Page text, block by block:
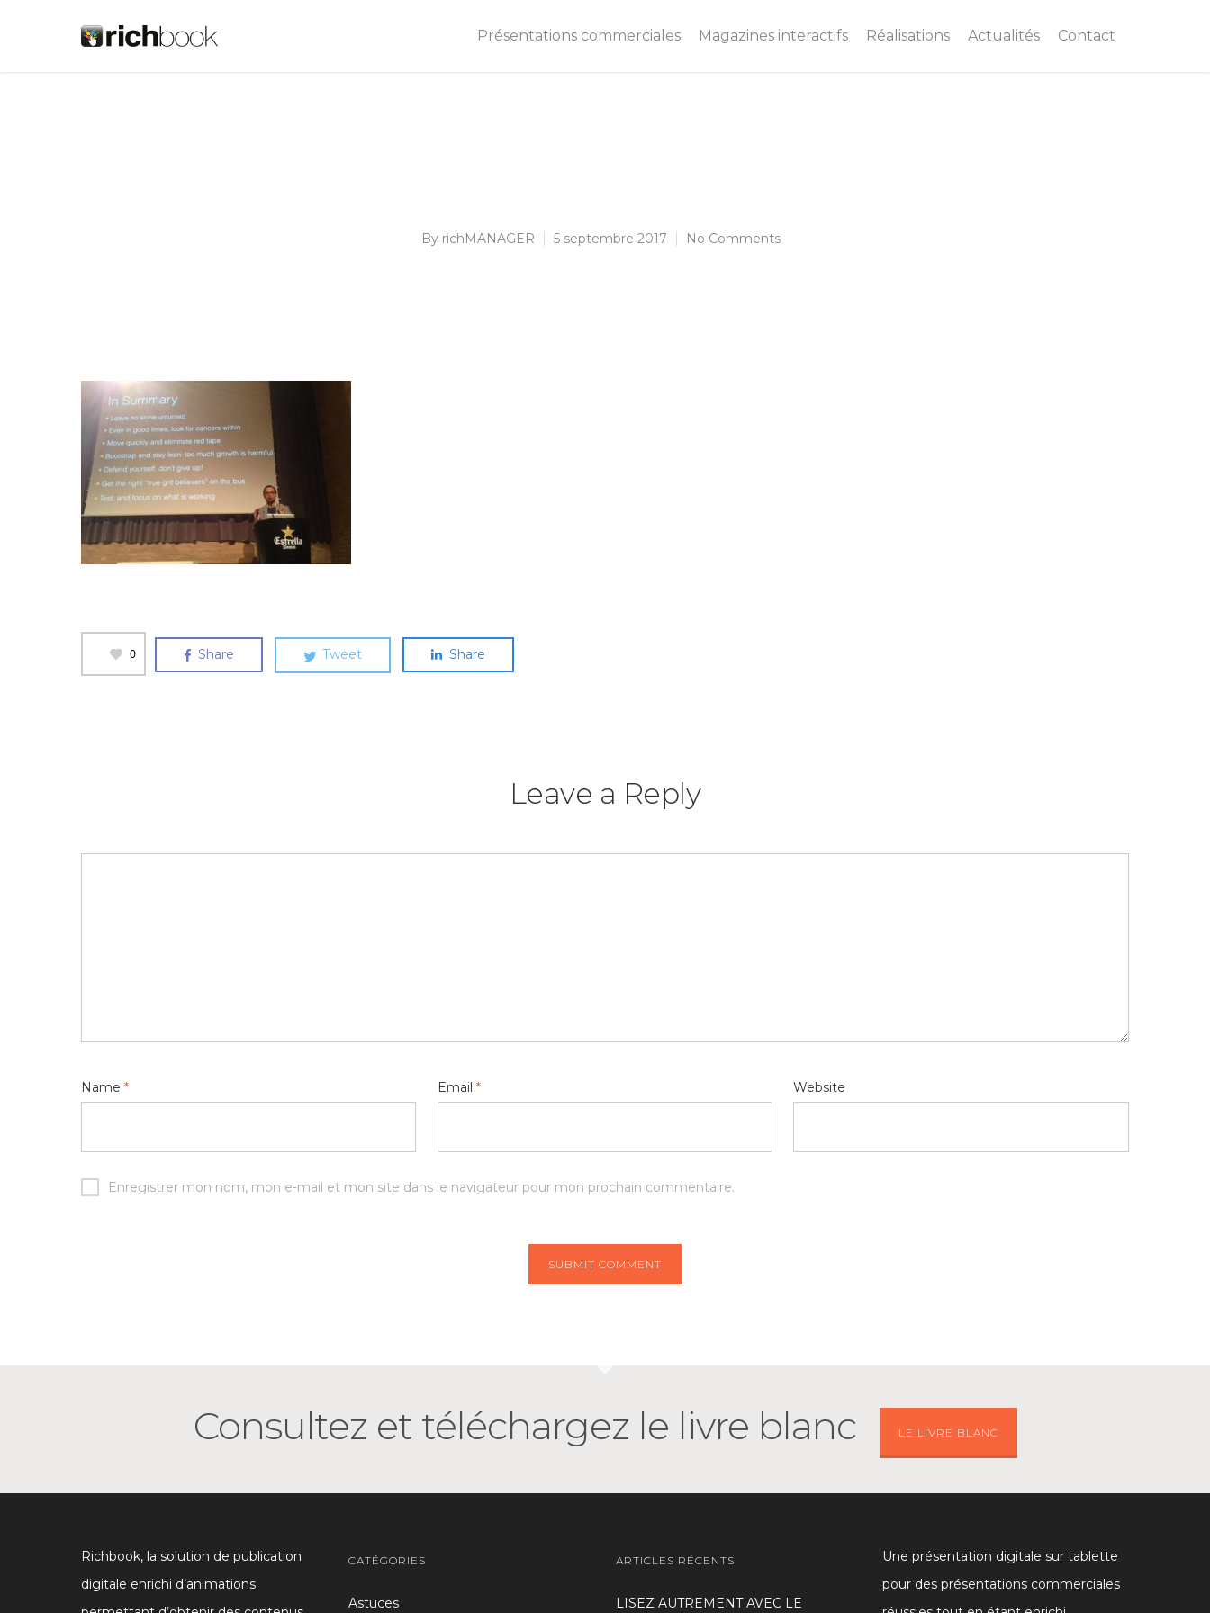
Présentations commerciales Magazines interactifs Réalisations Actualités Contact
By richMANAGER 5 septembre 2017 No Comments
0 Share Tweet Share
Leave a Reply
Name * Email * Website
Enregistrer mon nom, mon e-mail et mon site dans le navigateur pour mon prochain commentaire.
Consultez et téléchargez le livre blanc LE LIVRE BLANC
Richbook, la solution de publication
digitale enrichi d’animations
CATÉGORIES
Astuces
ARTICLES RÉCENTS
LISEZ AUTREMENT AVEC LE
Une présentation digitale sur tablette
pour des présentations commerciales